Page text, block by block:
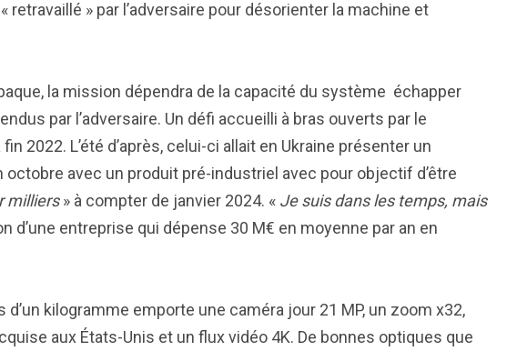
» par l’adversaire pour désorienter la machine et
la mission dépendra de la capacité du système échapper
par l’adversaire. Un défi accueilli à bras ouverts par le
2022. L’été d’après, celui-ci allait en Ukraine présenter un
avec un produit pré-industriel avec pour objectif d’être
milliers» à compter de janvier 2024. « Je suis dans les temps, mais
d’une entreprise qui dépense 30 M€ en moyenne par an en
kilogramme emporte une caméra jour 21 MP, un zoom x32,
aux États-Unis et un flux vidéo 4K. De bonnes optiques que